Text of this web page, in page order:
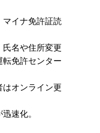
イナ免許証読
氏名や住所変更
免許センター
オンライン更
速化。